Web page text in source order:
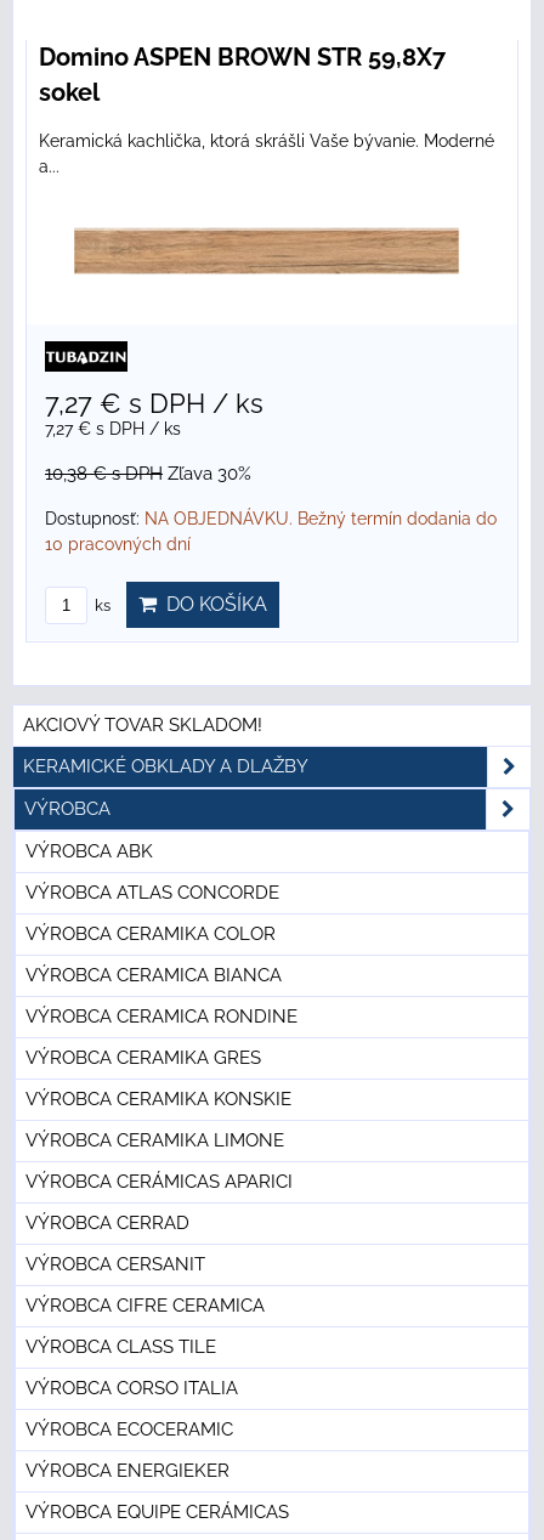
Domino ASPEN BROWN STR 59,8X7
sokel
Keramická kachlička, ktorá skrášli Vaše bývanie. Moderné
a...
7,27 € s DPH / ks
7,27 € s DPH / ks
10,38 €s DPH Zľava 30%
Dostupnosť: NA OBJEDNÁVKU. Bežný termín dodania do
10 pracovných dní
ks DO KOŠÍKA
AKCIOVÝ TOVAR SKLADOM!
KERAMICKÉ OBKLADY A DLAŽBY
VÝROBCA
VÝROBCA ABK
VÝROBCA ATLAS CONCORDE
VÝROBCA CERAMIKA COLOR
VÝROBCA CERAMICA BIANCA
VÝROBCA CERAMICA RONDINE
VÝROBCA CERAMIKA GRES
VÝROBCA CERAMIKA KONSKIE
VÝROBCA CERAMIKA LIMONE
VÝROBCA CERÁMICAS APARICI
VÝROBCA CERRAD
VÝROBCA CERSANIT
VÝROBCA CIFRE CERAMICA
VÝROBCA CLASS TILE
VÝROBCA CORSO ITALIA
VÝROBCA ECOCERAMIC
VÝROBCA ENERGIEKER
VÝROBCA EQUIPE CERÁMICAS